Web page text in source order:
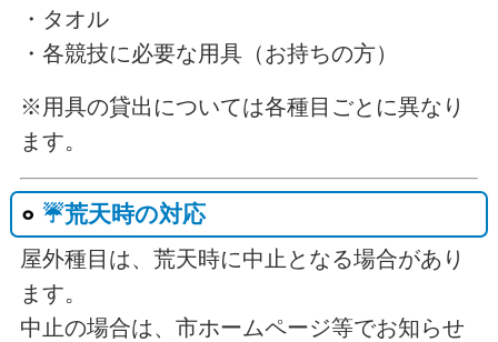
・タオル
・各競技に必要な用具（お持ちの方）
※用具の貸出については各種目ごとに異なり
ます。
☔荒天時の対応
屋外種目は、荒天時に中止となる場合があり
ます。
中止の場合は、市ホームページ等でお知らせ